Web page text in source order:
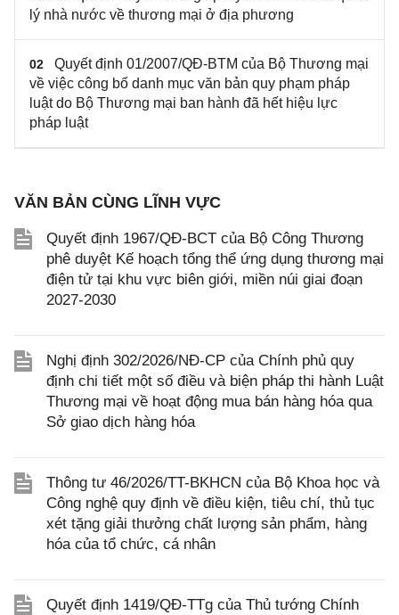
lý nhà nước về thương mại ở địa phương
02
Quyết định 01/2007/QĐ-BTM của Bộ Thương mại
về việc công bố danh mục văn bản quy phạm pháp
luật do Bộ Thương mại ban hành đã hết hiệu lực
pháp luật
VĂN BẢN CÙNG LĨNH VỰC
Quyết định 1967/QĐ-BCT của Bộ Công Thương
phê duyệt Kế hoạch tổng thể ứng dụng thương mại
điện tử tại khu vực biên giới, miền núi giai đoạn
2027-2030
Nghị định 302/2026/NĐ-CP của Chính phủ quy
định chi tiết một số điều và biện pháp thi hành Luật
Thương mại về hoạt động mua bán hàng hóa qua
Sở giao dịch hàng hóa
Thông tư 46/2026/TT-BKHCN của Bộ Khoa học và
Công nghệ quy định về điều kiện, tiêu chí, thủ tục
xét tặng giải thưởng chất lượng sản phẩm, hàng
hóa của tổ chức, cá nhân
Quyết định 1419/QĐ-TTg của Thủ tướng Chính